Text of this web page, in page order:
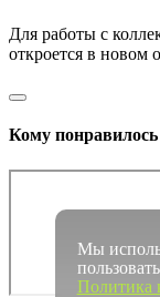
Для работы с
откроется в новом
Кому понравилось
Мы
Политика